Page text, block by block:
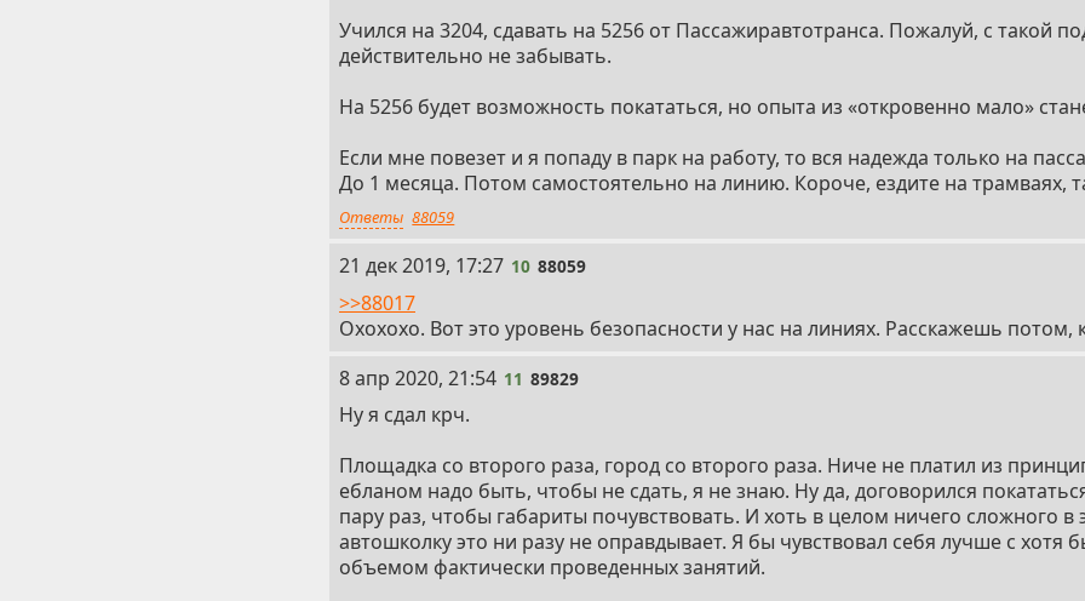
Учился на 3204, сдавать на 5256 от Пассажиравтотранса. Пожалуй, с такой
действительно не забывать.
На 5256 будет возможность покататься, но опыта из «откровенно мало»
Если мне повезет и я попаду в парк на работу, то вся надежда только на
До 1 месяца. Потом самостоятельно на линию. Короче, ездите на трамваях,
Ответы 88059
10
21 дек 2019, 17:27 10 88059
>>88017
Охохохо. Вот это уровень безопасности у нас на линиях. Расскажешь потом,
11
8 апр 2020, 21:54 11 89829
Ну я сдал крч.
Площадка со второго раза, город со второго раза. Ниче не платил из
ебланом надо быть, чтобы не сдать, я не знаю. Ну да, договорился
пару раз, чтобы габариты почувствовать. И хоть в целом ничего сложного
автошколку это ни разу не оправдывает. Я бы чувствовал себя лучше с хотя
объемом фактически проведенных занятий.